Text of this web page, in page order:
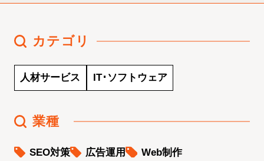
カテゴリ
人材サービス IT･ソフトウェア
業種
SEO対策 広告運用 Web制作